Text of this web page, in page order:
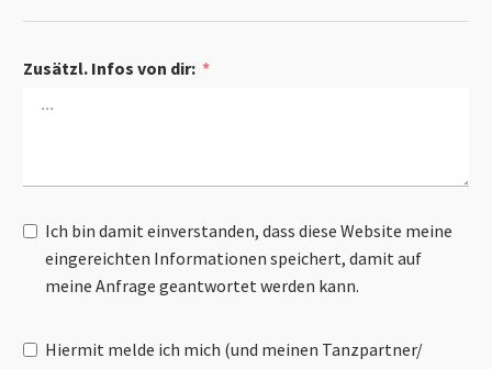
Zusätzl. Infos von dir:
Ich bin damit einverstanden, dass diese Website meine
eingereichten Informationen speichert, damit auf
meine Anfrage geantwortet werden kann.
Hiermit melde ich mich (und meinen Tanzpartner/